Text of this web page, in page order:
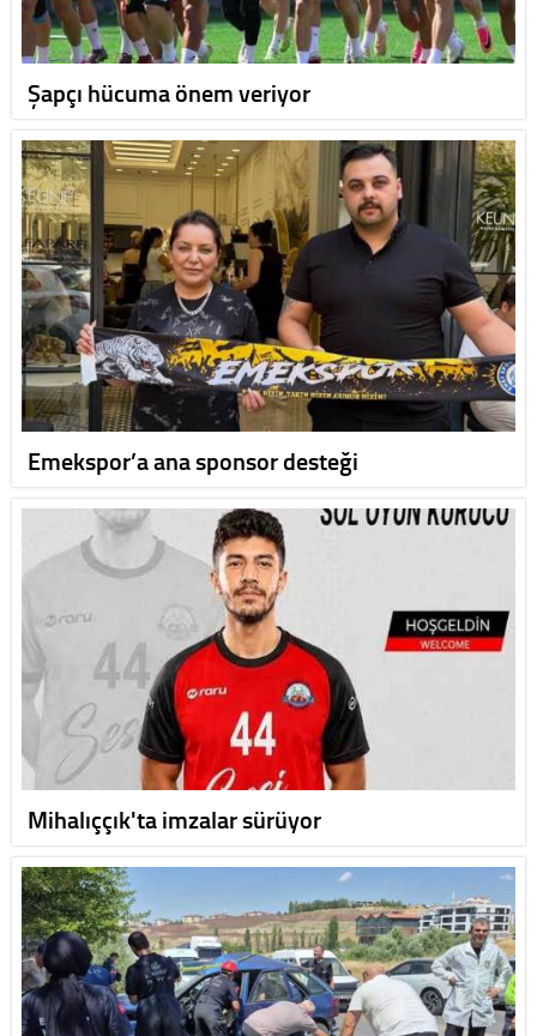
Şapçı hücuma önem veriyor
Emekspor’a ana sponsor desteği
Mihalıççık'ta imzalar sürüyor